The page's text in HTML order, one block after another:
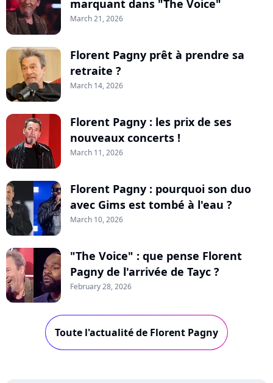
marquant dans "The Voice"
March 21, 2026
Florent Pagny prêt à prendre sa
retraite ?
March 14, 2026
Florent Pagny : les prix de ses
nouveaux concerts !
March 11, 2026
Florent Pagny : pourquoi son duo
avec Gims est tombé à l'eau ?
March 10, 2026
"The Voice" : que pense Florent
Pagny de l'arrivée de Tayc ?
February 28, 2026
Toute l'actualité de Florent Pagny